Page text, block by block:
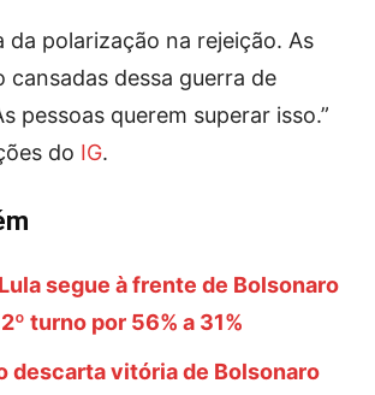
da polarização na rejeição. As
cansadas dessa guerra de
pessoas querem superar isso.”
do IG.
segue à frente de Bolsonaro
turno por 56% a 31%
descarta vitória de Bolsonaro